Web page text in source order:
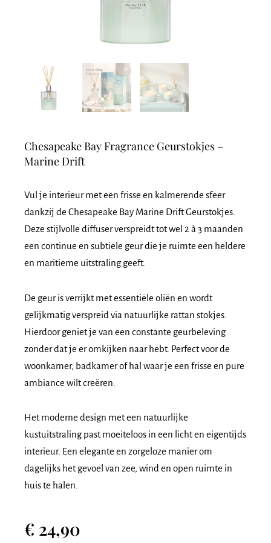
Chesapeake Bay Fragrance Geurstokjes –
Marine Drift
Vul je interieur met een frisse en kalmerende sfeer
dankzij de Chesapeake Bay Marine Drift Geurstokjes.
Deze stijlvolle diffuser verspreidt tot wel 2 à 3 maanden
een continue en subtiele geur die je ruimte een heldere
en maritieme uitstraling geeft.
De geur is verrijkt met essentiële oliën en wordt
gelijkmatig verspreid via natuurlijke rattan stokjes.
Hierdoor geniet je van een constante geurbeleving
zonder dat je er omkijken naar hebt. Perfect voor de
woonkamer, badkamer of hal waar je een frisse en pure
ambiance wilt creëren.
Het moderne design met een natuurlijke
kustuitstraling past moeiteloos in een licht en eigentijds
interieur. Een elegante en zorgeloze manier om
dagelijks het gevoel van zee, wind en open ruimte in
huis te halen.
€ 24,90